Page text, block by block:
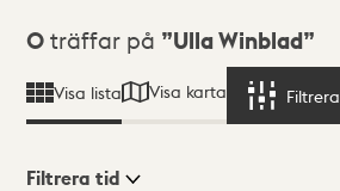
Sökresultat
0 träffar på Ulla Winblad
Visa lista Visa karta Filtrera
Filtrera tid